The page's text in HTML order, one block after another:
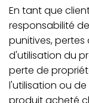
En tant que
responsabilité
punitives,
d'utilisation du
perte de
l'utilisation ou